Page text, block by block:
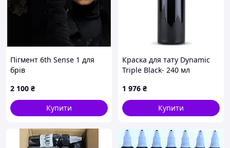
Пігмент 6th Sense 1 для
брів
2 100 ₴
Купити
Краска для тату Dynamic
Triple Black- 240 мл
1 976 ₴
Купити